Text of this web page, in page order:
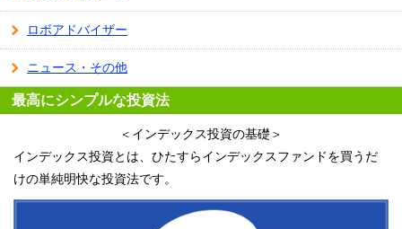
ロボアドバイザー
ニュース・その他
最高にシンプルな投資法
＜インデックス投資の基礎＞
インデックス投資とは、ひたすらインデックスファンドを買うだ
けの単純明快な投資法です。